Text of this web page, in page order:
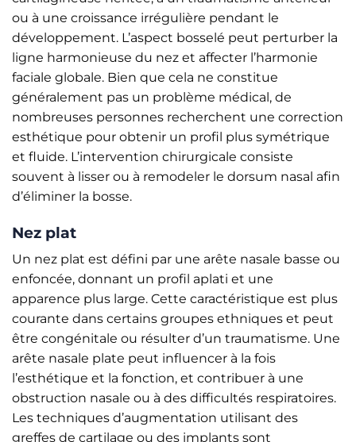
ou à une croissance irrégulière pendant le
développement. L’aspect bosselé peut perturber la
ligne harmonieuse du nez et affecter l’harmonie
faciale globale. Bien que cela ne constitue
généralement pas un problème médical, de
nombreuses personnes recherchent une correction
esthétique pour obtenir un profil plus symétrique
et fluide. L’intervention chirurgicale consiste
souvent à lisser ou à remodeler le dorsum nasal afin
d’éliminer la bosse.
Nez plat
Un nez plat est défini par une arête nasale basse ou
enfoncée, donnant un profil aplati et une
apparence plus large. Cette caractéristique est plus
courante dans certains groupes ethniques et peut
être congénitale ou résulter d’un traumatisme. Une
arête nasale plate peut influencer à la fois
l’esthétique et la fonction, et contribuer à une
obstruction nasale ou à des difficultés respiratoires.
Les techniques d’augmentation utilisant des
greffes de cartilage ou des implants sont